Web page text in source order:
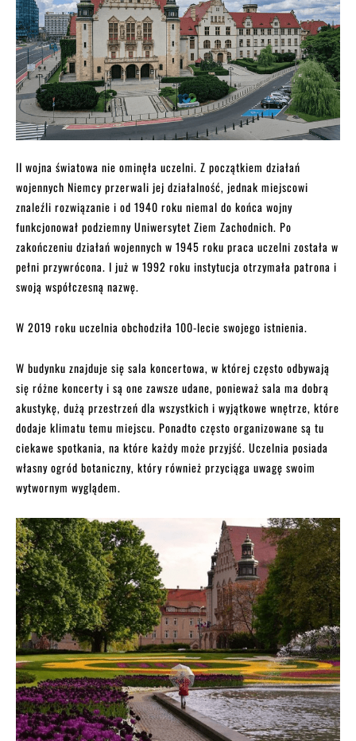
II wojna światowa nie ominęła uczelni. Z początkiem działań
wojennych Niemcy przerwali jej działalność, jednak miejscowi
znaleźli rozwiązanie i od 1940 roku niemal do końca wojny
funkcjonował podziemny Uniwersytet Ziem Zachodnich. Po
zakończeniu działań wojennych w 1945 roku praca uczelni została w
pełni przywrócona. I już w 1992 roku instytucja otrzymała patrona i
swoją współczesną nazwę.
W 2019 roku uczelnia obchodziła 100-lecie swojego istnienia.
W budynku znajduje się sala koncertowa, w której często odbywają
się różne koncerty i są one zawsze udane, ponieważ sala ma dobrą
akustykę, dużą przestrzeń dla wszystkich i wyjątkowe wnętrze, które
dodaje klimatu temu miejscu. Ponadto często organizowane są tu
ciekawe spotkania, na które każdy może przyjść. Uczelnia posiada
własny ogród botaniczny, który również przyciąga uwagę swoim
wytwornym wyglądem.